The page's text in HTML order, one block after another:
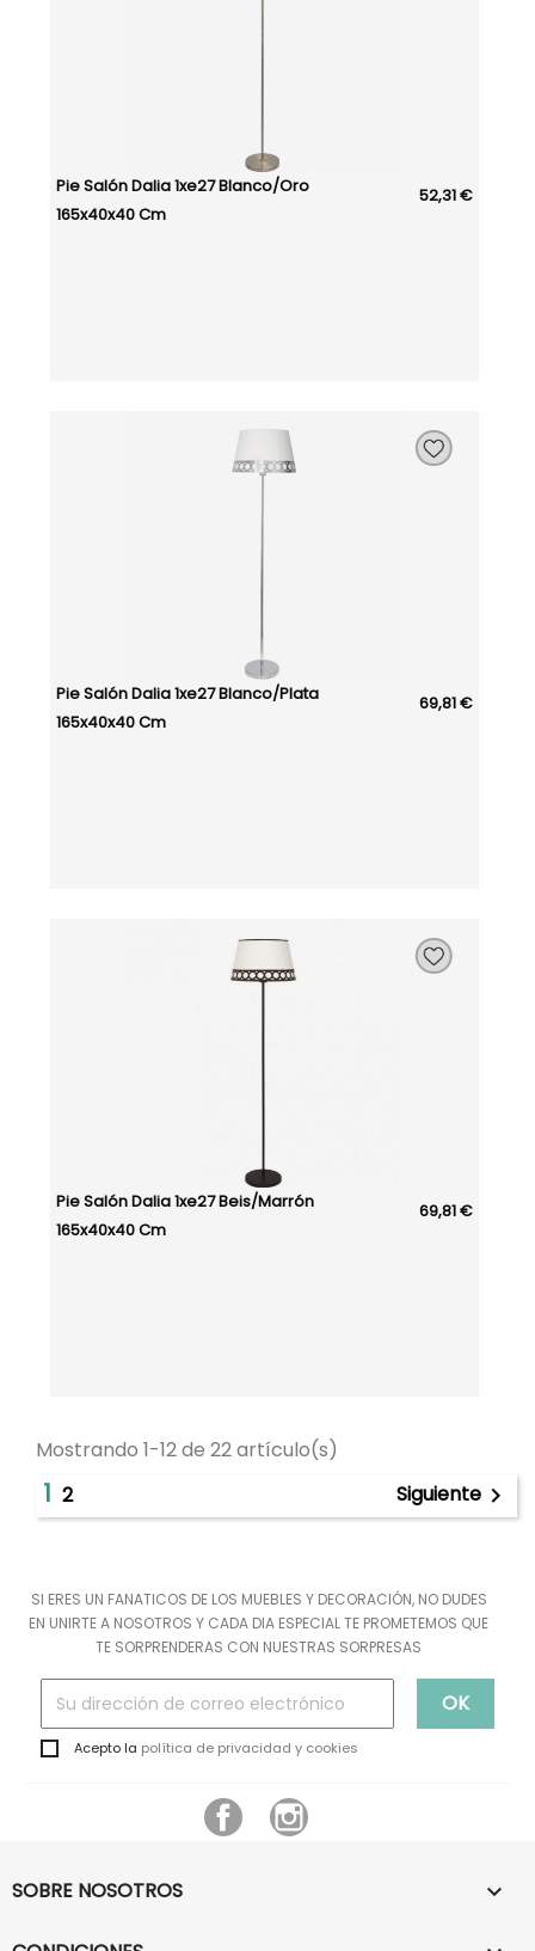
Pie Salón Dalia 1xe27 Blanco/oro
165x40x40 Cm
52,31 €
Pie Salón Dalia 1xe27 Blanco/plata
165x40x40 Cm
69,81 €
Pie Salón Dalia 1xe27 Beis/marrón
165x40x40 Cm
69,81 €
Mostrando 1-12 de 22 artículo(s)
1 2 Siguiente 
SI ERES UN FANATICOS DE LOS MUEBLES Y DECORACIÓN, NO DUDES
EN UNIRTE A NOSOTROS Y CADA DIA ESPECIAL TE PROMETEMOS QUE
TE SORPRENDERAS CON NUESTRAS SORPRESAS
Acepto la política de privacidad y cookies
Facebook
SOBRE NOSOTROS 